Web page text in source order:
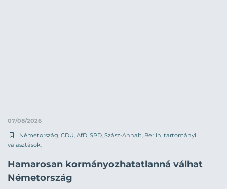
07/08/2026
Németország CDU AfD SPD Szász-Anhalt Berlin tartományi
választások
Hamarosan kormányozhatatlanná válhat
Németország